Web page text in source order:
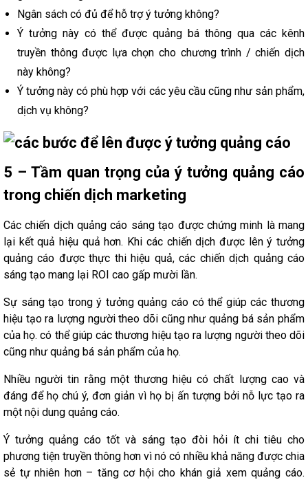
Ngân sách có đủ để hỗ trợ ý tưởng không?
Ý tưởng này có thể được quảng bá thông qua các kênh
truyền thông được lựa chọn cho chương trình / chiến dịch
này không?
Ý tưởng này có phù hợp với các yêu cầu cũng như sản phẩm,
dịch vụ không?
5 – Tầm quan trọng của ý tưởng quảng cáo
trong chiến dịch marketing
Các chiến dịch quảng cáo sáng tạo được chứng minh là mang
lại kết quả hiệu quả hơn. Khi các chiến dịch được lên ý tưởng
quảng cáo được thực thi hiệu quả, các chiến dịch quảng cáo
sáng tạo mang lại ROI cao gấp mười lần.
Sự sáng tạo trong ý tưởng quảng cáo có thể giúp các thương
hiệu tạo ra lượng người theo dõi cũng như quảng bá sản phẩm
của họ. có thể giúp các thương hiệu tạo ra lượng người theo dõi
cũng như quảng bá sản phẩm của họ.
Nhiều người tin rằng một thương hiệu có chất lượng cao và
đáng để họ chú ý, đơn giản vì họ bị ấn tượng bởi nỗ lực tạo ra
một nội dung quảng cáo.
Ý tưởng quảng cáo tốt và sáng tạo đòi hỏi ít chi tiêu cho
phương tiện truyền thông hơn vì nó có nhiều khả năng được chia
sẻ tự nhiên hơn – tăng cơ hội cho khán giả xem quảng cáo.